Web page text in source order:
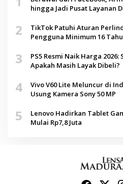
hingga Jadi Pusat Layanan
2
TikTok Patuhi Aturan
Pengguna Minimum 16
3
PS5 Resmi Naik Harga
Apakah Masih Layak Dibeli?
4
Vivo V60 Lite Meluncur di
Usung Kamera Sony 50 MP
5
Lenovo Hadirkan Tablet
Mulai Rp7,8 Juta